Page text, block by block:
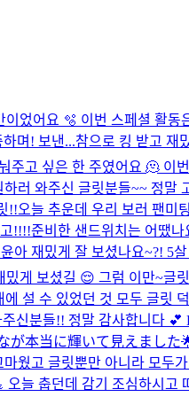
었어요 🫧 이번 스페셜 활동
며! 보낸...참으로 킹 받고
고 싶은 한 주였어요 🫠 이
하러 와주신 글릿분들~~ 정말
!!오늘 추운데 우리 보러 팬미
!!!!준비한 샌드위치는 어땠나
아 재밌게 잘 보셨나요~?! 5
밌게 보셨길 😌 그럼 이만~글
설 수 있었던 것 모두 글릿
신분들!! 정말 감사합니다
本当に輝いて見えました
웠고 글릿뿐만 아니라 모두
늘 춥던데 감기 조심하시고